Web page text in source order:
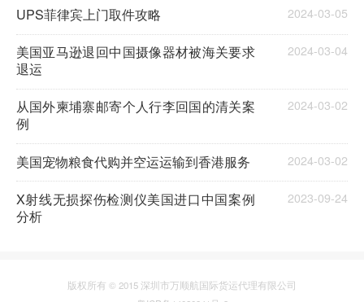
UPS菲律宾上门取件攻略 2024-03-05
美国亚马逊退回中国摄像器材被海关要求
退运
2024-03-04
从国外柬埔寨邮寄个人行李回国的清关案
例
2024-03-02
美国宠物粮食代购并空运运输到香港服务 2024-03-02
X射线无损探伤检测仪美国进口中国案例
分析
2023-09-24
版权所有 © 2015 深圳市万顺航国际货运代理有限公司